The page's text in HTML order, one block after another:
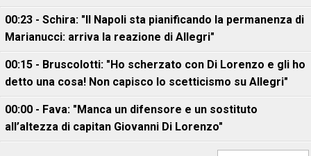
00:23 - Schira: "Il Napoli sta pianificando la permanenza di
Marianucci: arriva la reazione di Allegri"
00:15 - Bruscolotti: "Ho scherzato con Di Lorenzo e gli ho
detto una cosa! Non capisco lo scetticismo su Allegri"
00:00 - Fava: "Manca un difensore e un sostituto
all’altezza di capitan Giovanni Di Lorenzo"